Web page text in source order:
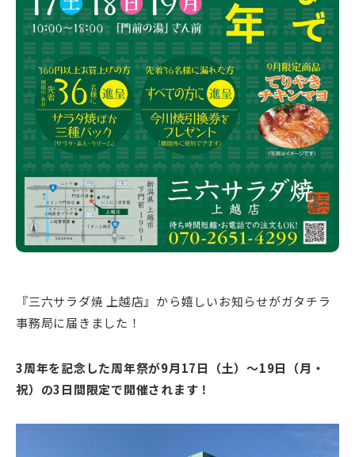
『三六サラダ焼 上越店』から嬉しいお知らせがガタチラ
事務局に届きました！
3周年を記念した周年祭が9月17日（土）～19日（月・
祝）の3日間限定で開催されます！